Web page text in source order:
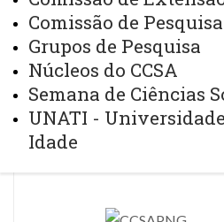
Arquivo Virtual
Comissão de Pesquisa
Grupos de Pesquisa
Núcleos do CCSA
Semana de Ciências
UNATI -
Idade
Inicial